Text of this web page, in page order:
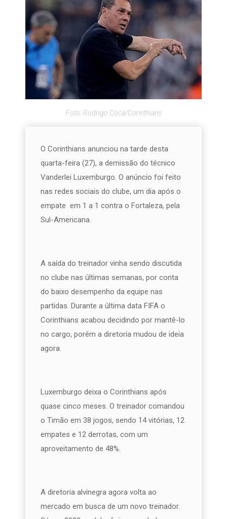
Foto: Rodrigo Coca/Corinthians
O Corinthians anunciou na tarde desta
quarta-feira (27), a demissão do técnico
Vanderlei Luxemburgo. O anúncio foi feito
nas redes sociais do clube, um dia após o
empate em 1 a 1 contra o Fortaleza, pela
Sul-Americana.
A saída do treinador vinha sendo discutida
no clube nas últimas semanas, por conta
do baixo desempenho da equipe nas
partidas. Durante a última data FIFA o
Corinthians acabou decidindo por mantê-lo
no cargo, porém a diretoria mudou de ideia
agora.
Luxemburgo deixa o Corinthians após
quase cinco meses. O treinador comandou
o Timão em 38 jogos, sendo 14 vitórias, 12
empates e 12 derrotas, com um
aproveitamento de 48%.
A diretoria alvinegra agora volta ao
mercado em busca de um novo treinador.